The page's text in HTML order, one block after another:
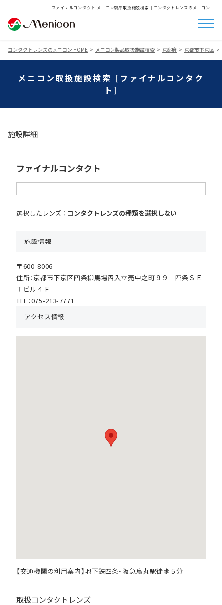
ファイナルコンタクト メニコン製品取扱施設検索│コンタクトレンズのメニコン
コンタクトレンズのメニコン HOME メニコン製品取扱施設検索 京都府 京都市下京区
メニコン取扱施設検索 [ファイナルコンタク
ト]
施設詳細
ファイナルコンタクト
選択したレンズ ： コンタクトレンズの種類を選択しない
施設情報
〒600-8006
住所：京都市下京区四条柳馬場西入立売中之町９９ 四条ＳＥ
Ｔビル４Ｆ
TEL：075-213-7771
アクセス情報
【交通機関の利用案内】地下鉄四条・阪急烏丸駅徒歩５分
取扱コンタクトレンズ